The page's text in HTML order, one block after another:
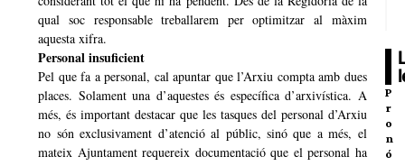
qual soc responsable treballarem per optimitzar al màxim
aquesta xifra.
Personal insuficient
Pel que fa a personal, cal apuntar que l’Arxiu compta amb dues
places. Solament una d’aquestes és específica d’arxivística. A
més, és important destacar que les tasques del personal d’Arxiu
no són exclusivament d’atenció al públic, sinó que a més, el
mateix Ajuntament requereix documentació que el personal ha
P
r
o
n
ó